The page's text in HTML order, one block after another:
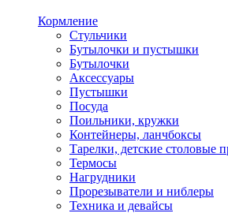
Кормление
Стульчики
Бутылочки и пустышки
Бутылочки
Аксессуары
Пустышки
Посуда
Поильники, кружки
Контейнеры, ланчбоксы
Тарелки, детские столовые
Термосы
Нагрудники
Прорезыватели и ниблеры
Техника и девайсы